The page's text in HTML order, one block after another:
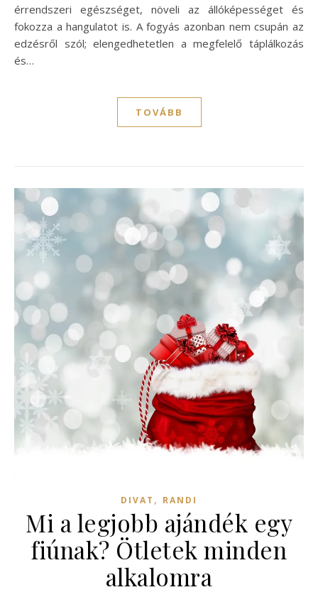
érrendszeri egészséget, növeli az állóképességet és
fokozza a hangulatot is. A fogyás azonban nem csupán az
edzésről szól; elengedhetetlen a megfelelő táplálkozás
és…
TOVÁBB
DIVAT , RANDI
Mi a legjobb ajándék egy
fiúnak? Ötletek minden
alkalomra